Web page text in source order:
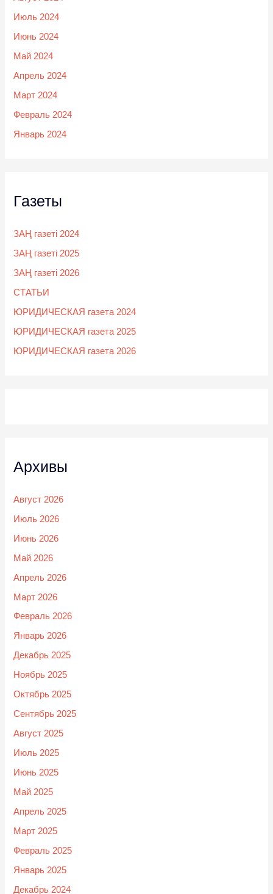
Июль 2024
Июнь 2024
Май 2024
Апрель 2024
Март 2024
Февраль 2024
Январь 2024
Газеты
ЗАҢ газеті 2024
ЗАҢ газеті 2025
ЗАҢ газеті 2026
СТАТЬИ
ЮРИДИЧЕСКАЯ газета 2024
ЮРИДИЧЕСКАЯ газета 2025
ЮРИДИЧЕСКАЯ газета 2026
Архивы
Август 2026
Июль 2026
Июнь 2026
Май 2026
Апрель 2026
Март 2026
Февраль 2026
Январь 2026
Декабрь 2025
Ноябрь 2025
Октябрь 2025
Сентябрь 2025
Август 2025
Июль 2025
Июнь 2025
Май 2025
Апрель 2025
Март 2025
Февраль 2025
Январь 2025
Декабрь 2024